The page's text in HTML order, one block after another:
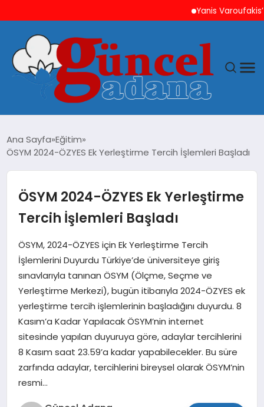
Yanis Varoufakis’ten
YAŞAM
MAGAZIN
SAĞLIK
TEKNOLOJI
Ana Sayfa Eğitim
ÖSYM 2024-ÖZYES Ek Yerleştirme Tercih İşlemleri Başladı
ÖSYM 2024-ÖZYES Ek Yerleştirme
Tercih İşlemleri Başladı
ÖSYM, 2024-ÖZYES için Ek Yerleştirme Tercih
İşlemlerini Duyurdu Türkiye’de üniversiteye giriş
sınavlarıyla tanınan ÖSYM (Ölçme, Seçme ve
Yerleştirme Merkezi), bugün itibarıyla 2024-ÖZYES ek
yerleştirme tercih işlemlerinin başladığını duyurdu. 8
Kasım’a Kadar Yapılacak ÖSYM’nin internet
sitesinde yapılan duyuruya göre, adaylar tercihlerini
8 Kasım saat 23.59’a kadar yapabilecekler. Bu süre
zarfında adaylar, tercihlerini bireysel olarak ÖSYM’nin
resmi…